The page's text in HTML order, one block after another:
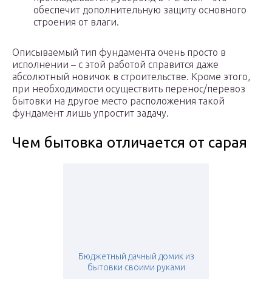
обеспечит дополнительную защиту основного
строения от влаги.
Описываемый тип фундамента очень просто в
исполнении – с этой работой справится даже
абсолютный новичок в строительстве. Кроме этого,
при необходимости осуществить перенос/перевоз
бытовки на другое место расположения такой
фундамент лишь упростит задачу.
Чем бытовка отличается от сарая
Бюджетный дачный домик из
бытовки своими руками